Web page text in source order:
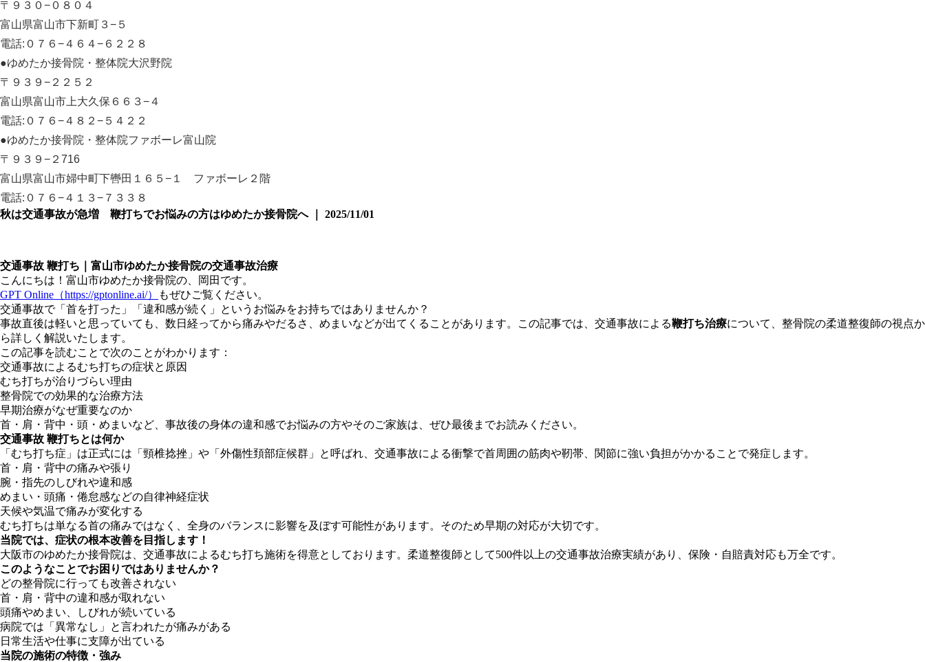
〒９３０−０８０４
富山県富山市下新町３−５
電話:０７６−４６４−６２２８
●ゆめたか接骨院・整体院大沢野院
〒９３９−２２５２
富山県富山市上大久保６６３−４
電話:０７６−４８２−５４２２
●ゆめたか接骨院・整体院ファボーレ富山院
〒９３９−２716
富山県富山市婦中町下轡田１６５−１ ファボーレ２階
電話:０７６−４１３−７３３８
秋は交通事故が急増 鞭打ちでお悩みの方はゆめたか接骨院へ ｜ 2025/11/01
交通事故 鞭打ち｜富山市ゆめたか接骨院の交通事故治療
こんにちは！富山市ゆめたか接骨院の、岡田です。
GPT Online（https://gptonline.ai/）
もぜひご覧ください。
交通事故で「首を打った」「違和感が続く」というお悩みをお持ちではありませんか？
事故直後は軽いと思っていても、数日経ってから痛みやだるさ、めまいなどが出てくることがあります。この記事では、交通事故による鞭打ち治療について、整骨院の柔道整復師の視点か
ら詳しく解説いたします。
この記事を読むことで次のことがわかります：
交通事故によるむち打ちの症状と原因
むち打ちが治りづらい理由
整骨院での効果的な治療方法
早期治療がなぜ重要なのか
首・肩・背中・頭・めまいなど、事故後の身体の違和感でお悩みの方やそのご家族は、ぜひ最後までお読みください。
交通事故 鞭打ちとは何か
「むち打ち症」は正式には「頸椎捻挫」や「外傷性頚部症候群」と呼ばれ、交通事故による衝撃で首周囲の筋肉や靭帯、関節に強い負担がかかることで発症します。
首・肩・背中の痛みや張り
腕・指先のしびれや違和感
めまい・頭痛・倦怠感などの自律神経症状
天候や気温で痛みが変化する
むち打ちは単なる首の痛みではなく、全身のバランスに影響を及ぼす可能性があります。そのため早期の対応が大切です。
当院では、症状の根本改善を目指します！
大阪市のゆめたか接骨院は、交通事故によるむち打ち施術を得意としております。柔道整復師として500件以上の交通事故治療実績があり、保険・自賠責対応も万全です。
このようなことでお困りではありませんか？
どの整骨院に行っても改善されない
首・肩・背中の違和感が取れない
頭痛やめまい、しびれが続いている
病院では「異常なし」と言われたが痛みがある
日常生活や仕事に支障が出ている
当院の施術の特徴・強み